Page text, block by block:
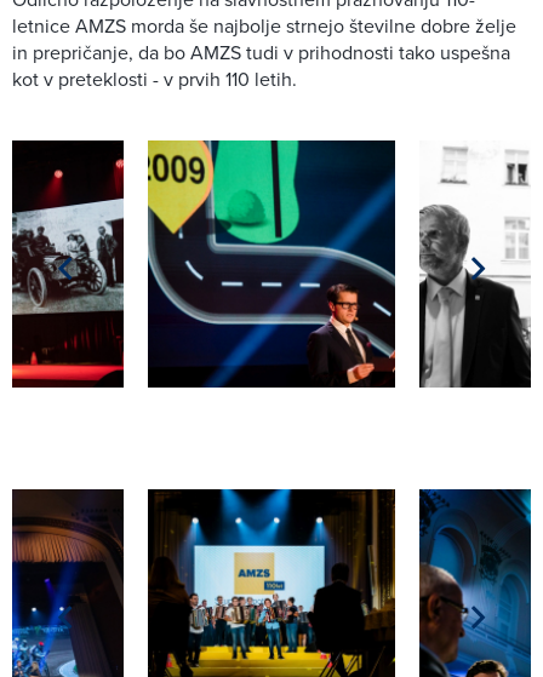
letnice AMZS morda še najbolje strnejo številne dobre želje
in prepričanje, da bo AMZS tudi v prihodnosti tako uspešna
kot v preteklosti - v prvih 110 letih.